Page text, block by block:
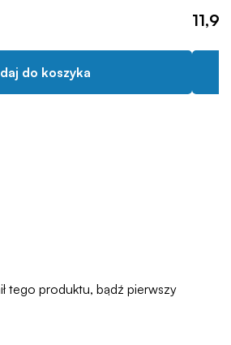
do koszyka
tego produktu, bądź pierwszy